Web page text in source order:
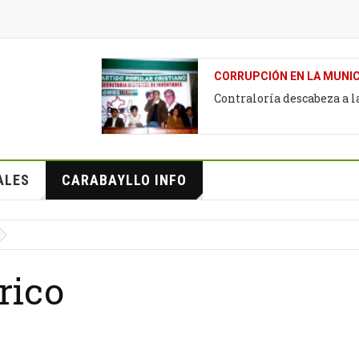
CORRUPCIÓN EN LA
Contraloría descabeza a
CARABAYLLO INFO